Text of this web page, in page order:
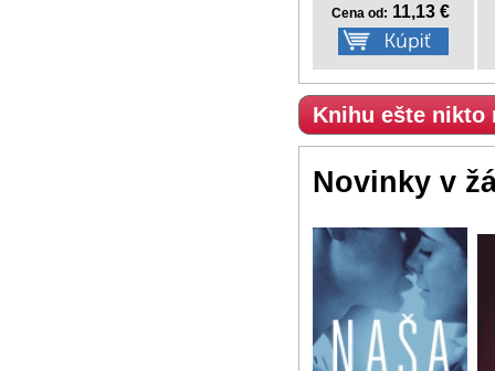
Cena od: 11,13 €
Knihu ešte nikto
Novinky v